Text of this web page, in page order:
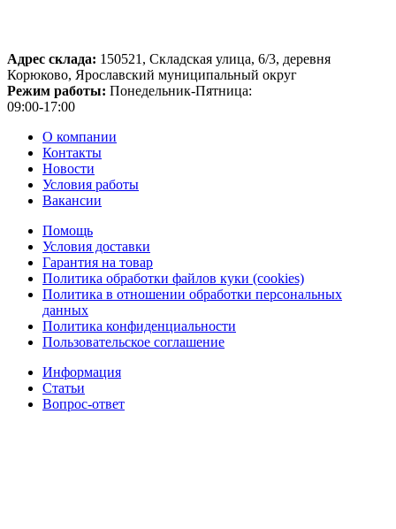
Адрес склада: 150521, Складская улица, 6/3, деревня
Корюково, Ярославский муниципальный округ
Режим работы: Понедельник-Пятница:
09:00-17:00
О компании
Контакты
Новости
Условия работы
Вакансии
Помощь
Условия доставки
Гарантия на товар
Политика обработки файлов куки (cookies)
Политика в отношении обработки персональных
данных
Политика конфиденциальности
Пользовательское соглашение
Информация
Статьи
Вопрос-ответ